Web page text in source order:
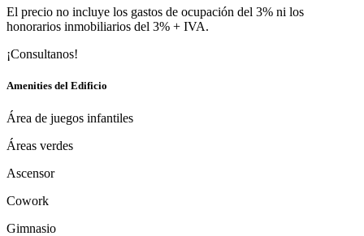
El precio no incluye los gastos de ocupación del 3% ni los
honorarios inmobiliarios del 3% + IVA.
¡Consultanos!
Amenities del Edificio
Área de juegos infantiles
Áreas verdes
Ascensor
Cowork
Gimnasio